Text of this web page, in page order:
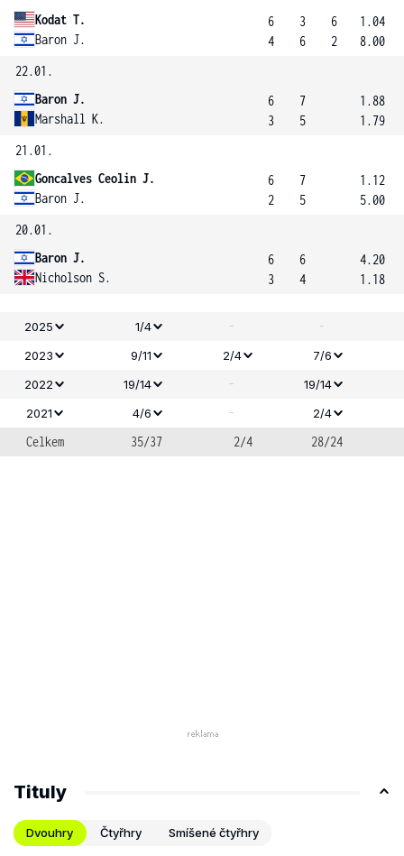
Kodat T.
Baron J.
6
4
3
6
6
2
1.04
8.00
22.01.
Baron J.
Marshall K.
6
3
7
5
1.88
1.79
21.01.
Goncalves Ceolin J.
Baron J.
6
2
7
5
1.12
5.00
20.01.
Baron J.
Nicholson S.
6
3
6
4
4.20
1.18
2025 1/4 - -
2023 9/11 2/4
7/6
2022
19/14 -
19/14
2021
4/6 - 2/4
Celkem 35/37 2/4 28/24
Tituly
Dvouhry Čtyřhry Smíšené čtyřhry